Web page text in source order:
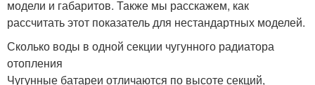
модели и габаритов. Также мы расскажем, как
рассчитать этот показатель для нестандартных моделей.
Сколько воды в одной секции чугунного радиатора
отопления
Чугунные батареи отличаются по высоте секций,